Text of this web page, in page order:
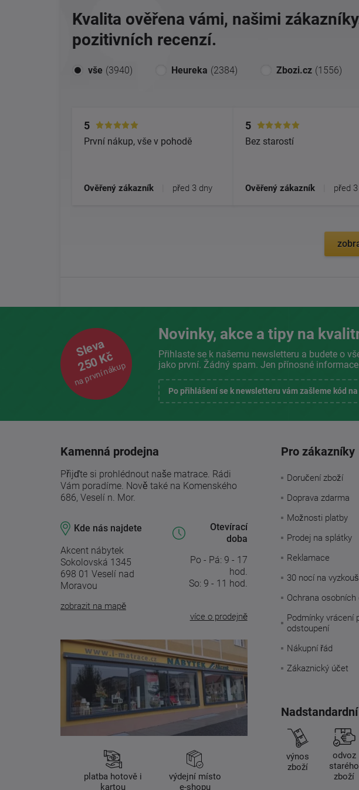
Kvalita ověřena vámi, našimi
pozitivních recenzí.
vše (3940) Heureka (2384) Zbozi.cz (1556)
5
První nákup, vše v pohodě
Ověřený zákazník před 3 dny
5
Bez starostí
Ověřený zákazník před
Sleva
250 Kč
na první nákup
Novinky, akce a tipy na
Přihlaste se k našemu newsletteru a budete o
jako první. Žádný spam. Jen přínosné
Po přihlášení se k newsletteru vám zašleme kód na
Kamenná prodejna
Přijďte si prohlédnout naše matrace. Rádi
Vám poradíme. Nově také na Komenského
686, Veselí n. Mor.
Kde nás najdete
Akcent nábytek
Sokolovská 1345
698 01 Veselí nad
Moravou
zobrazit na mapě
Otevírací
doba
Po - Pá: 9 - 17
hod.
So: 9 - 11 hod.
více o prodejně
platba hotově i
kartou
výdejní místo
e-shopu
Pro zákazníky
Doručení zboží
Doprava zdarma
Možnosti platby
Prodej na splátky
Reklamace
30 nocí na
Ochrana osobních
Podmínky vrácení
odstoupení
Nákupní řád
Zákaznický účet
výnos
zboží
odvoz
starého
zboží